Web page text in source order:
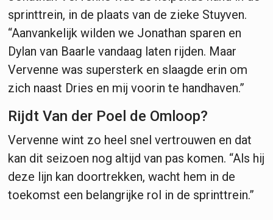
sprinttrein, in de plaats van de zieke Stuyven.
“Aanvankelijk wilden we Jonathan sparen en
Dylan van Baarle vandaag laten rijden. Maar
Vervenne was supersterk en slaagde erin om
zich naast Dries en mij voorin te handhaven.”
Rijdt Van der Poel de Omloop?
Vervenne wint zo heel snel vertrouwen en dat
kan dit seizoen nog altijd van pas komen. “Als hij
deze lijn kan doortrekken, wacht hem in de
toekomst een belangrijke rol in de sprinttrein.”